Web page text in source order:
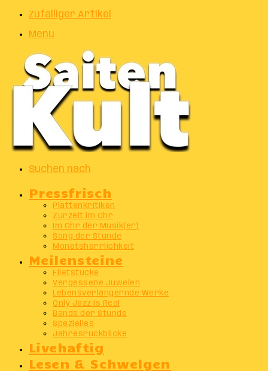
Zufälliger Artikel
Menu
Suchen nach
Pressfrisch
Plattenkritiken
Zurzeit im Ohr
Im Ohr der Musik(er)
Song der Stunde
Monatsherrlichkeit
Meilensteine
Filetstücke
Vergessene Juwelen
Lebensverlängernde Werke
Only Jazz Is Real
Bands der Stunde
Spezielles
Jahresrückblicke
Livehaftig
Lesen & Schwelgen